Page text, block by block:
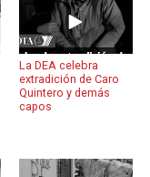
La DEA celebra
extradición de Caro
Quintero y demás
capos